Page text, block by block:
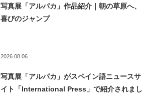
写真展「アルパカ」作品紹介｜朝の草原へ、
喜びのジャンプ
2026.08.06
写真展「アルパカ」がスペイン語ニュースサ
イト「International Press」で紹介されまし